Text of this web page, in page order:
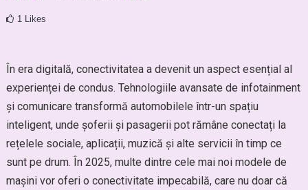
1 Likes
În era digitală, conectivitatea a devenit un aspect esențial al
experienței de condus. Tehnologiile avansate de infotainment
și comunicare transformă automobilele într-un spațiu
inteligent, unde șoferii și pasagerii pot rămâne conectați la
rețelele sociale, aplicații, muzică și alte servicii în timp ce
sunt pe drum. În 2025, multe dintre cele mai noi modele de
mașini vor oferi o conectivitate impecabilă, care nu doar că